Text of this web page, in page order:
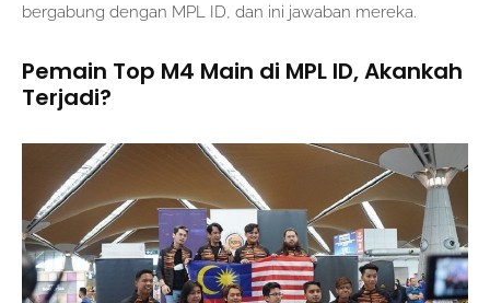
bergabung dengan MPL ID, dan ini jawaban mereka.
Pemain Top M4 Main di MPL ID, Akankah
Terjadi?